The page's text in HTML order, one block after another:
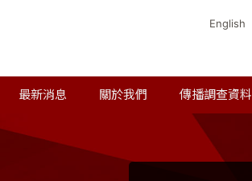
English
最新消息 關於我們 傳播調查資料